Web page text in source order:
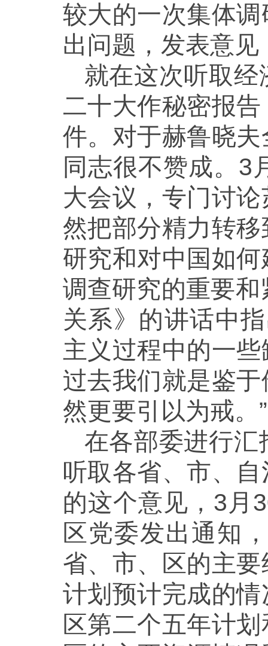
较大的一次集体
出问题，发表意
就在这次听取
二十大作秘密报
件。对于赫鲁晓
同志很不赞成。3
大会议，专门讨
然把部分精力转
研究和对中国如
调查研究的重要
关系》的讲话中
主义过程中的一
过去我们就是鉴
然更要引以为戒。”
在各部委进行
听取各省、市、
的这个意见，3月
区党委发出通知
省、市、区的主
计划预计完成的
区第二个五年计